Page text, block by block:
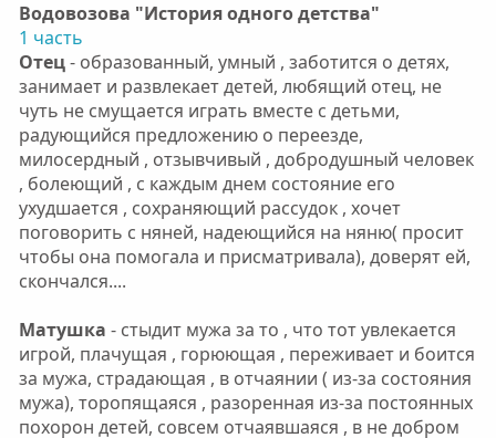
Водовозова "История одного детства"
1 часть
Отец- образованный, умный , заботится о детях,
занимает и развлекает детей, любящий отец, не
чуть не смущается играть вместе с детьми,
радующийся предложению о переезде,
милосердный , отзывчивый , добродушный человек
, болеющий , с каждым днем состояние его
ухудшается , сохраняющий рассудок , хочет
поговорить с няней, надеющийся на няню( просит
чтобы она помогала и присматривала), доверят ей,
скончался....
Матушка - стыдит мужа за то , что тот увлекается
игрой, плачущая , горюющая , переживает и боится
за мужа, страдающая , в отчаянии ( из-за состояния
мужа), торопящаяся , разоренная из-за постоянных
похорон детей, совсем отчаявшаяся , в не добром